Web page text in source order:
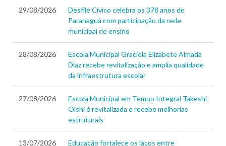
29/08/2026
Desfile Cívico celebra os 378 anos de
Paranaguá com participação da rede
municipal de ensino
28/08/2026
Escola Municipal Graciela Elizabete Almada
Diaz recebe revitalização e amplia qualidade
da infraestrutura escolar
27/08/2026
Escola Municipal em Tempo Integral Takeshi
Oishi é revitalizada e recebe melhorias
estruturais
13/07/2026
Educação fortalece os laços entre